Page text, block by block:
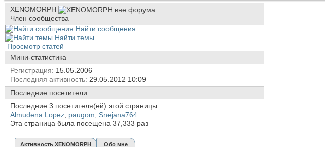
XENOMORPH
Член сообщества
Найти сообщения
Найти темы
Просмотр статей
Мини-статистика
Регистрация
15.05.2006
Последняя активность 29.05.2012 10:09
Последние посетители
Последние 3 посетителя(ей) этой страницы:
Almudena Lopez paugom
Snejana764
Эта страница была посещена 37,333 раз
Активность XENOMORPH Обо мне